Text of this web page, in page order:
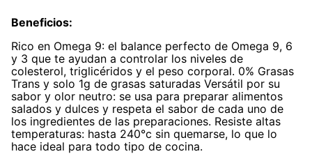
8.
stevia
9.
ashwagandha
10. clorofila
Beneficios:
Rico en Omega 9: el balance perfecto de Omega 9, 6
y 3 que te ayudan a controlar los niveles de
colesterol, triglicéridos y el peso corporal. 0% Grasas
Trans y solo 1g de grasas saturadas Versátil por su
sabor y olor neutro: se usa para preparar alimentos
salados y dulces y respeta el sabor de cada uno de
los ingredientes de las preparaciones. Resiste altas
temperaturas: hasta 240°c sin quemarse, lo que lo
hace ideal para todo tipo de cocina.